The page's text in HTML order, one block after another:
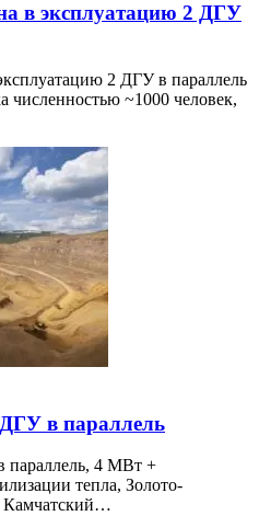
в эксплуатацию 2 ДГУ
2 ДГУ в параллель
численностью ~1000 человек,
в параллель
параллель, 4 МВт +
тепла, Золото-
Камчатский…